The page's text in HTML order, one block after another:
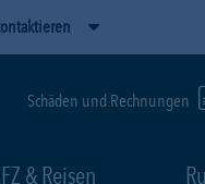
Schäden und Rechnungen
& Reisen